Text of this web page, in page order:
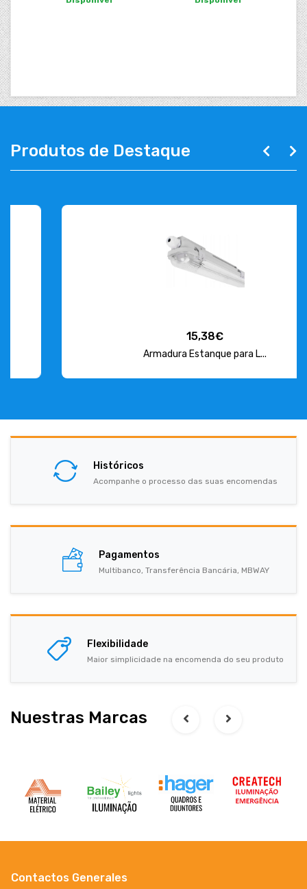
Produtos de Destaque
Armadura Estanque para L...
Históricos
Acompanhe o processo das suas encomendas
Pagamentos
Multibanco, Transferência Bancária, MBWAY
Flexibilidade
Maior simplicidade na encomenda do seu produto
Nuestras Marcas
Contactos Generales